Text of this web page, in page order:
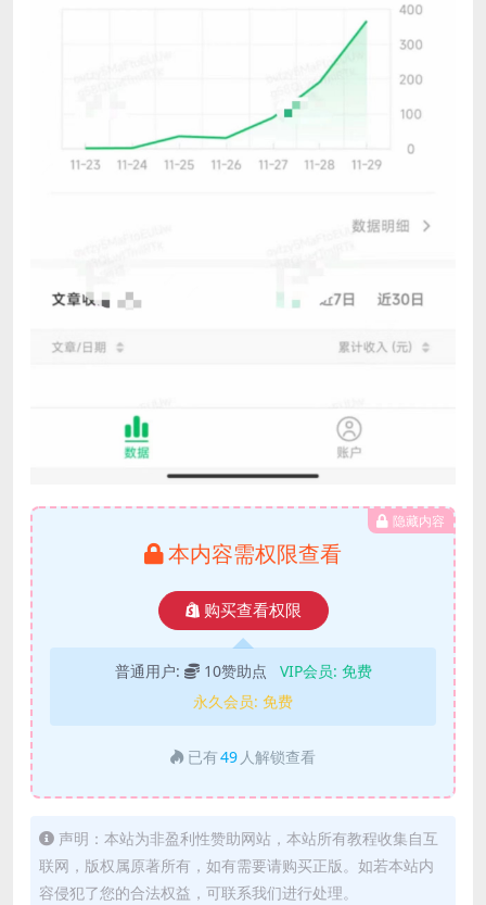
隐藏内容
本内容需权限查看
购买查看权限
普通用户: 10赞助点 VIP会员: 免费
永久会员: 免费
已有49 人解锁查看
声明：本站为非盈利性赞助网站，本站所有教程收集自互
联网，版权属原著所有，如有需要请购买正版。如若本站内
容侵犯了您的合法权益，可联系我们进行处理。